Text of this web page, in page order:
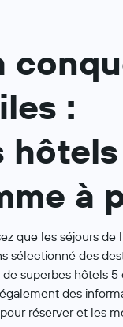
:
à
que les séjours
sélectionné des
superbes hôtels 5
des
réserver et les